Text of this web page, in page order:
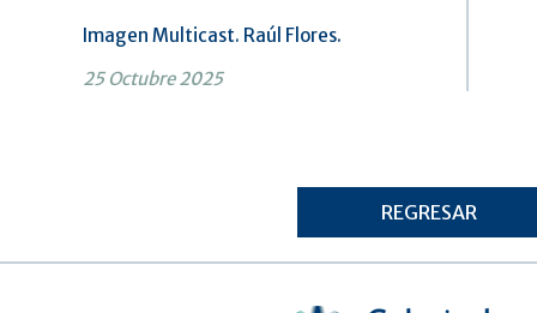
Imagen Multicast. Raúl Flores.
25 Octubre 2025
REGRESAR